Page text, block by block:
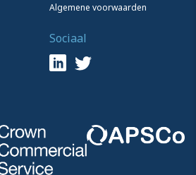
Algemene voorwaarden
Sociaal